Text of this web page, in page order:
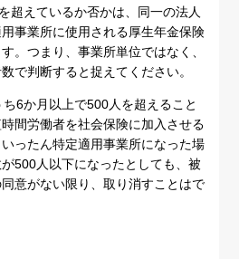
超えているか否かは、同一の法人
事業所に使用される厚生年金保険
。つまり、事業所単位ではなく、
で判断すると捉えてください。
6か月以上で500人を超えること
間労働者を社会保険に加入させる
ったん特定適用事業所になった場
500人以下になったとしても、被
意がない限り、取り消すことはで